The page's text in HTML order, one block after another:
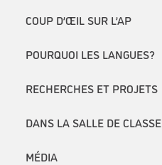
COUP D’ŒIL SUR L’AP
POURQUOI LES LANGUES?
RECHERCHES ET PROJETS
DANS LA SALLE DE CLASSE
MÉDIA